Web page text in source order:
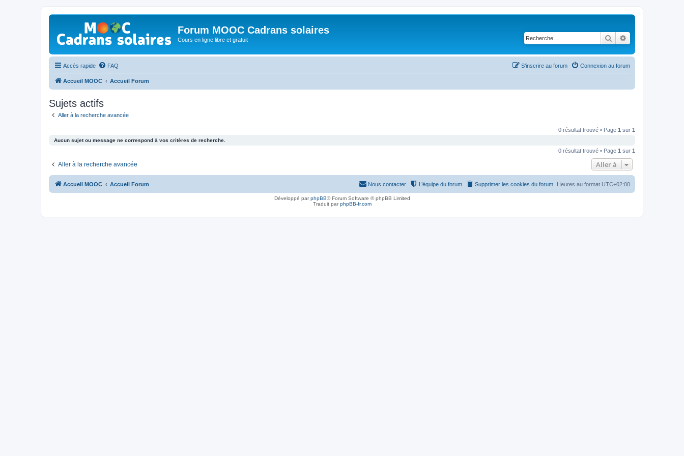
Forum MOOC Cadrans solaires
Cours en ligne libre et gratuit Rechercher
Accès rapide FAQ Connexion au forum
S’inscrire au forum
Accueil MOOC Accueil Forum
Sujets actifs
Aller à la recherche avancée
0 résultat trouvé • Page 1 sur 1
Aucun sujet ou message ne correspond à vos critères de recherche.
0 résultat trouvé • Page 1 sur 1
Aller à la recherche avancée Aller à
Accueil MOOC Accueil Forum Heures au format UTC+02:00
Supprimer les cookies du forum
L’équipe du forum
Nous contacter
Développé parphpBB® Forum Software © phpBB Limited
Traduit parphpBB-fr.com